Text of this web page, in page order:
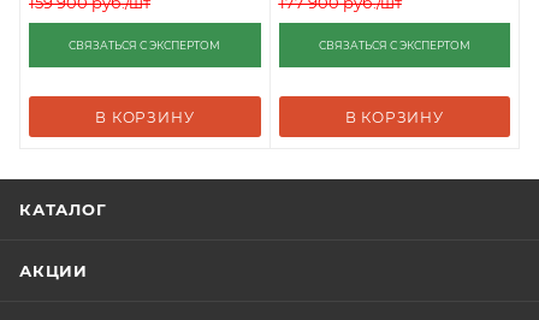
СВЯЗАТЬСЯ С ЭКСПЕРТОМ
В КОРЗИНУ
СВЯЗАТЬСЯ С ЭКСПЕРТОМ
В КОРЗИНУ
КАТАЛОГ
АКЦИИ